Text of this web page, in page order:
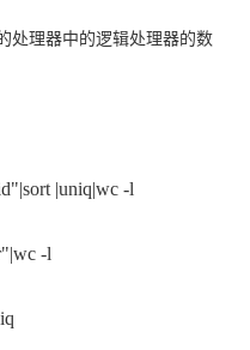
理器中的逻辑处理器的数
|uniq|wc -l
-l